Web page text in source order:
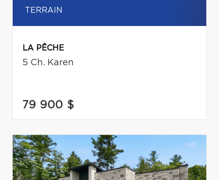
TERRAIN
LA PÊCHE
5 Ch. Karen
79 900 $